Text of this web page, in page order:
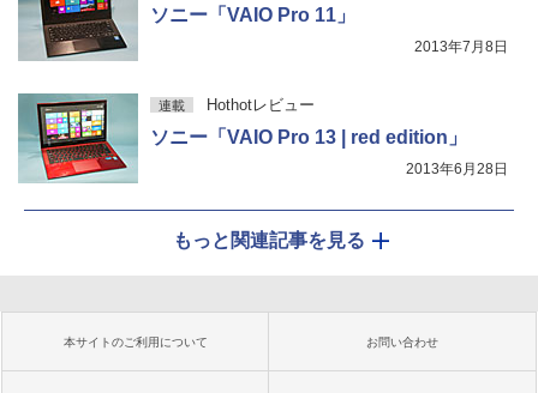
ソニー「VAIO Pro 11」
2013年7月8日
連載 Hothotレビュー
ソニー「VAIO Pro 13 | red edition」
2013年6月28日
もっと関連記事を見る
本サイトのご利用について お問い合わせ